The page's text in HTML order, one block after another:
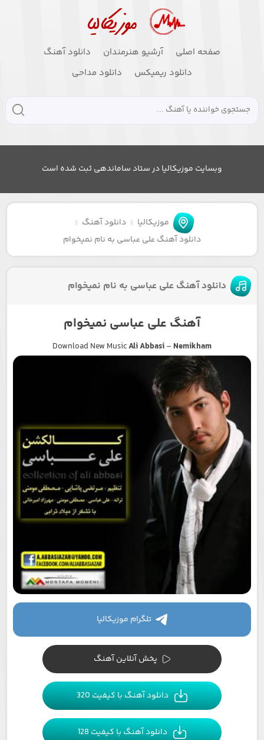
صفحه اصلی آرشیو هنرمندان
دانلود آهنگ
دانلود ریمیکس
دانلود مداحی
وبسایت موزیکالیا در ستاد ساماندهی ثبت شده است
موزیکالیا
دانلود آهنگ
دانلود آهنگ علی عباسی به نام نمیخوام
دانلود آهنگ علی عباسی به نام نمیخوام
آهنگ علی عباسی نمیخوام
Download New MusicAli Abbasi– Nemikham
تلگرام موزیکالیا
پخش آنلاین آهنگ
دانلود آهنگ با کیفیت 320
دانلود آهنگ با کیفیت 128